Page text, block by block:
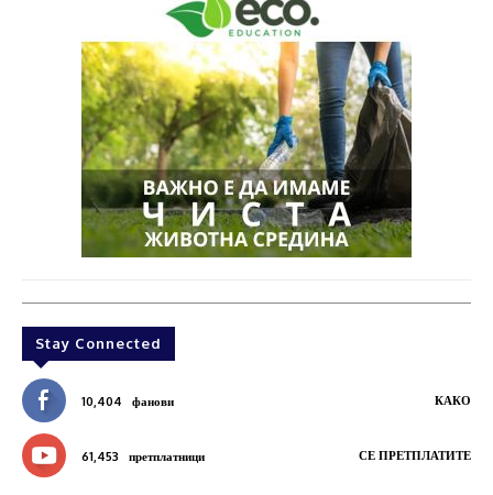
Stay Connected
10,404 фанови КАКО
61,453 претплатници СЕ ПРЕТПЛАТИТЕ